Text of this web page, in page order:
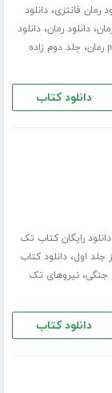
رمان فانتزی،دانلود
،دانلود رمان،دانلود
، جلد دوم زاده
دانلود کتاب
دانلود رایگان کتاب تک
جلد اول،دانلود کتاب
جنگی،نیروهای تک
دانلود کتاب